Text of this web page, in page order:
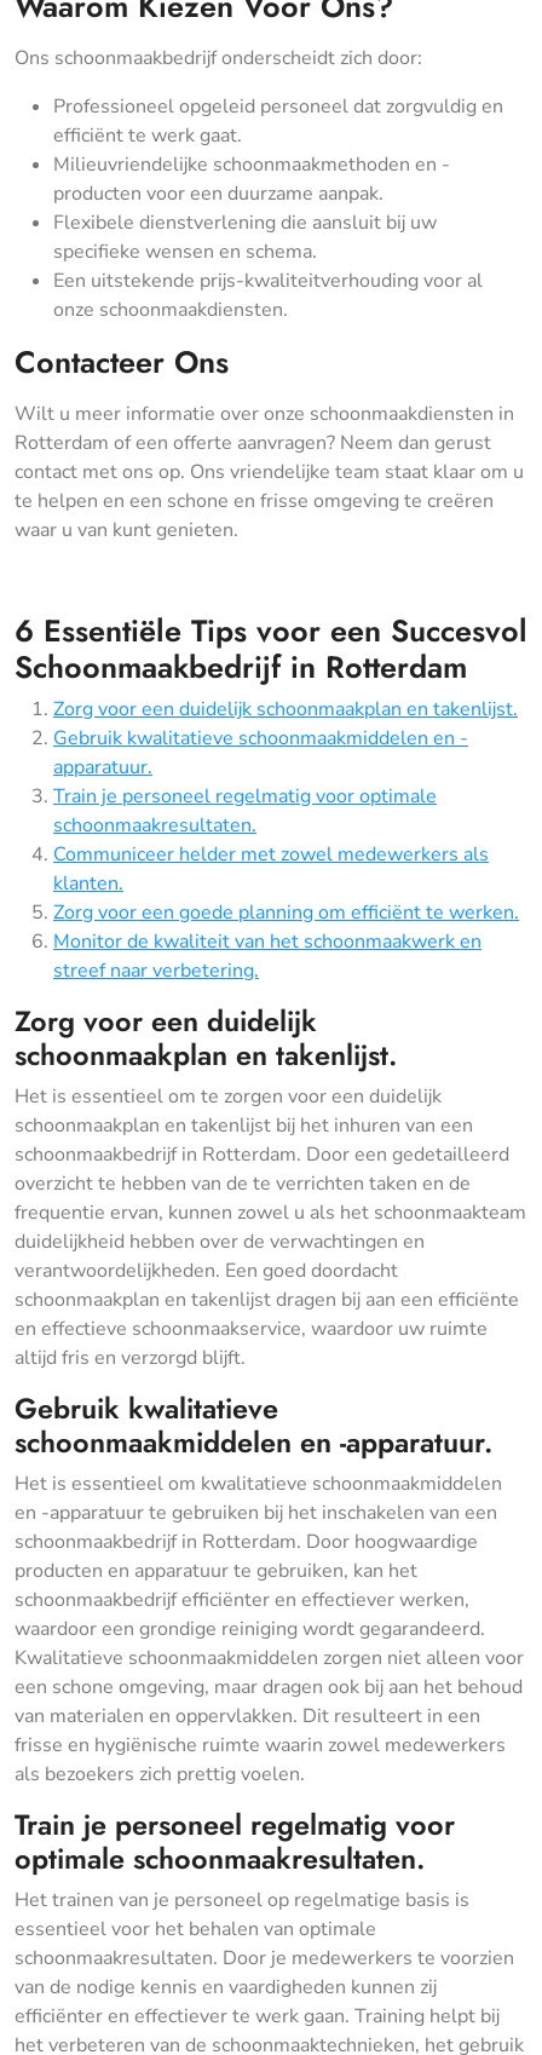
Ons schoonmaakbedrijf onderscheidt zich door:
Professioneel opgeleid personeel dat zorgvuldig en
efficiënt te werk gaat.
Milieuvriendelijke schoonmaakmethoden en -
producten voor een duurzame aanpak.
Flexibele dienstverlening die aansluit bij uw
specifieke wensen en schema.
Een uitstekende prijs-kwaliteitverhouding voor al
onze schoonmaakdiensten.
Contacteer Ons
Wilt u meer informatie over onze schoonmaakdiensten in
Rotterdam of een offerte aanvragen? Neem dan gerust
contact met ons op. Ons vriendelijke team staat klaar om u
te helpen en een schone en frisse omgeving te creëren
waar u van kunt genieten.
6 Essentiële Tips voor een Succesvol
Schoonmaakbedrijf in Rotterdam
Zorg voor een duidelijk schoonmaakplan en takenlijst.
Gebruik kwalitatieve schoonmaakmiddelen en -
apparatuur.
Train je personeel regelmatig voor optimale
schoonmaakresultaten.
Communiceer helder met zowel medewerkers als
klanten.
Zorg voor een goede planning om efficiënt te werken.
Monitor de kwaliteit van het schoonmaakwerk en
streef naar verbetering.
Zorg voor een duidelijk
schoonmaakplan en takenlijst.
Het is essentieel om te zorgen voor een duidelijk
schoonmaakplan en takenlijst bij het inhuren van een
schoonmaakbedrijf in Rotterdam. Door een gedetailleerd
overzicht te hebben van de te verrichten taken en de
frequentie ervan, kunnen zowel u als het schoonmaakteam
duidelijkheid hebben over de verwachtingen en
verantwoordelijkheden. Een goed doordacht
schoonmaakplan en takenlijst dragen bij aan een efficiënte
en effectieve schoonmaakservice, waardoor uw ruimte
altijd fris en verzorgd blijft.
Gebruik kwalitatieve
schoonmaakmiddelen en -apparatuur.
Het is essentieel om kwalitatieve schoonmaakmiddelen
en -apparatuur te gebruiken bij het inschakelen van een
schoonmaakbedrijf in Rotterdam. Door hoogwaardige
producten en apparatuur te gebruiken, kan het
schoonmaakbedrijf efficiënter en effectiever werken,
waardoor een grondige reiniging wordt gegarandeerd.
Kwalitatieve schoonmaakmiddelen zorgen niet alleen voor
een schone omgeving, maar dragen ook bij aan het behoud
van materialen en oppervlakken. Dit resulteert in een
frisse en hygiënische ruimte waarin zowel medewerkers
als bezoekers zich prettig voelen.
Train je personeel regelmatig voor
optimale schoonmaakresultaten.
Het trainen van je personeel op regelmatige basis is
essentieel voor het behalen van optimale
schoonmaakresultaten. Door je medewerkers te voorzien
van de nodige kennis en vaardigheden kunnen zij
efficiënter en effectiever te werk gaan. Training helpt bij
het verbeteren van de schoonmaaktechnieken, het gebruik